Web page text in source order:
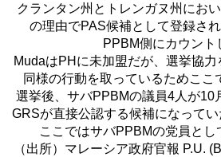
クランタン州とトレンガヌ州におい
の理由でPAS候補として登録さ
PPBM側にカウント
MudaはPH に未加盟だが、選挙協
同様の行動を取っているためここ
選挙後、サバPPBMの議員4人が10
GRSが直接公認する候補になってい
ここではサバPPBMの党員とし
（出所）マレーシア政府官報 P.U.